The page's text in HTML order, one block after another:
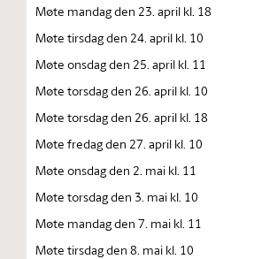
Møte mandag den 23. april kl. 18
Møte tirsdag den 24. april kl. 10
Møte onsdag den 25. april kl. 11
Møte torsdag den 26. april kl. 10
Møte torsdag den 26. april kl. 18
Møte fredag den 27. april kl. 10
Møte onsdag den 2. mai kl. 11
Møte torsdag den 3. mai kl. 10
Møte mandag den 7. mai kl. 11
Møte tirsdag den 8. mai kl. 10